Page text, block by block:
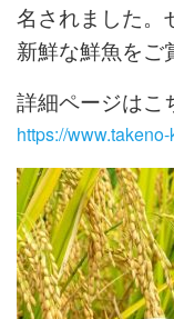
名されました。
新鮮な鮮魚をご
詳細ページはこ
https://